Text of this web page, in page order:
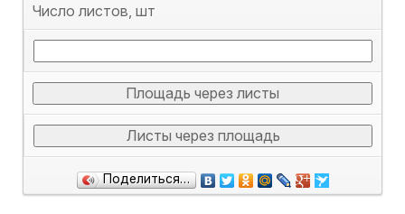
Число листов, шт
Площадь через листы
Листы через площадь
Поделиться…